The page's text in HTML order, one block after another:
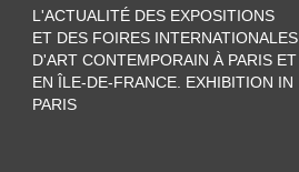
L'ACTUALITÉ DES EXPOSITIONS
ET DES FOIRES INTERNATIONALES
D'ART CONTEMPORAIN À PARIS ET
EN ÎLE-DE-FRANCE. EXHIBITION IN
PARIS